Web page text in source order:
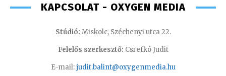
KAPCSOLAT - OXYGEN MEDIA
Stúdió: Miskolc, Széchenyi utca 22.
Felelős szerkesztő: Csrefkó Judit
E-mail:judit.balint@oxygenmedia.hu